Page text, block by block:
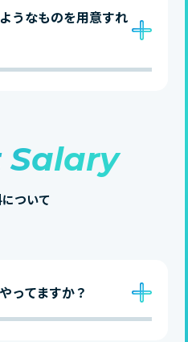
うなものを用意すれ
ついて
ってますか？